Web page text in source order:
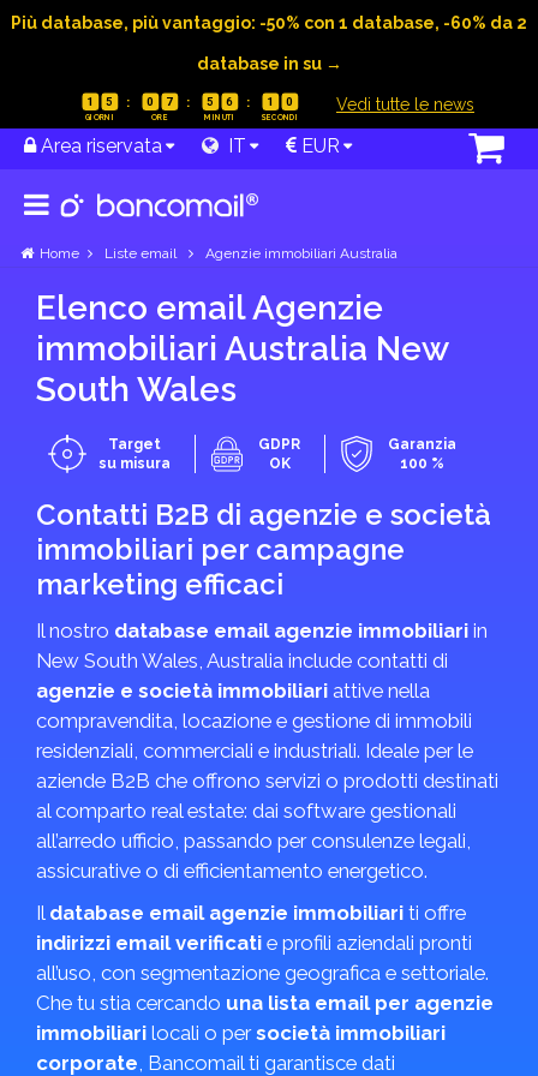
Più database, più vantaggio: -50% con 1 database, -60% da 2
database in su →
1 5 0 7 5 6 0 9 Vedi tutte le news
Area riservata IT EUR
Home Liste email Agenzie immobiliari Australia
Elenco email Agenzie
immobiliari Australia New
South Wales
Target
su misura
GDPR
OK
Garanzia
100 %
Contatti B2B di agenzie e società
immobiliari per campagne
marketing efficaci
Il nostro database email agenzie immobiliari in
New South Wales, Australia include contatti di
agenzie e società immobiliari attive nella
compravendita, locazione e gestione di immobili
residenziali, commerciali e industriali. Ideale per le
aziende B2B che offrono servizi o prodotti destinati
al comparto real estate: dai software gestionali
all’arredo ufficio, passando per consulenze legali,
assicurative o di efficientamento energetico.
Il database email agenzie immobiliari ti offre
indirizzi email verificati e profili aziendali pronti
all’uso, con segmentazione geografica e settoriale.
Che tu stia cercando una lista email per agenzie
immobiliari locali o persocietà immobiliari
corporate, Bancomail ti garantisce dati